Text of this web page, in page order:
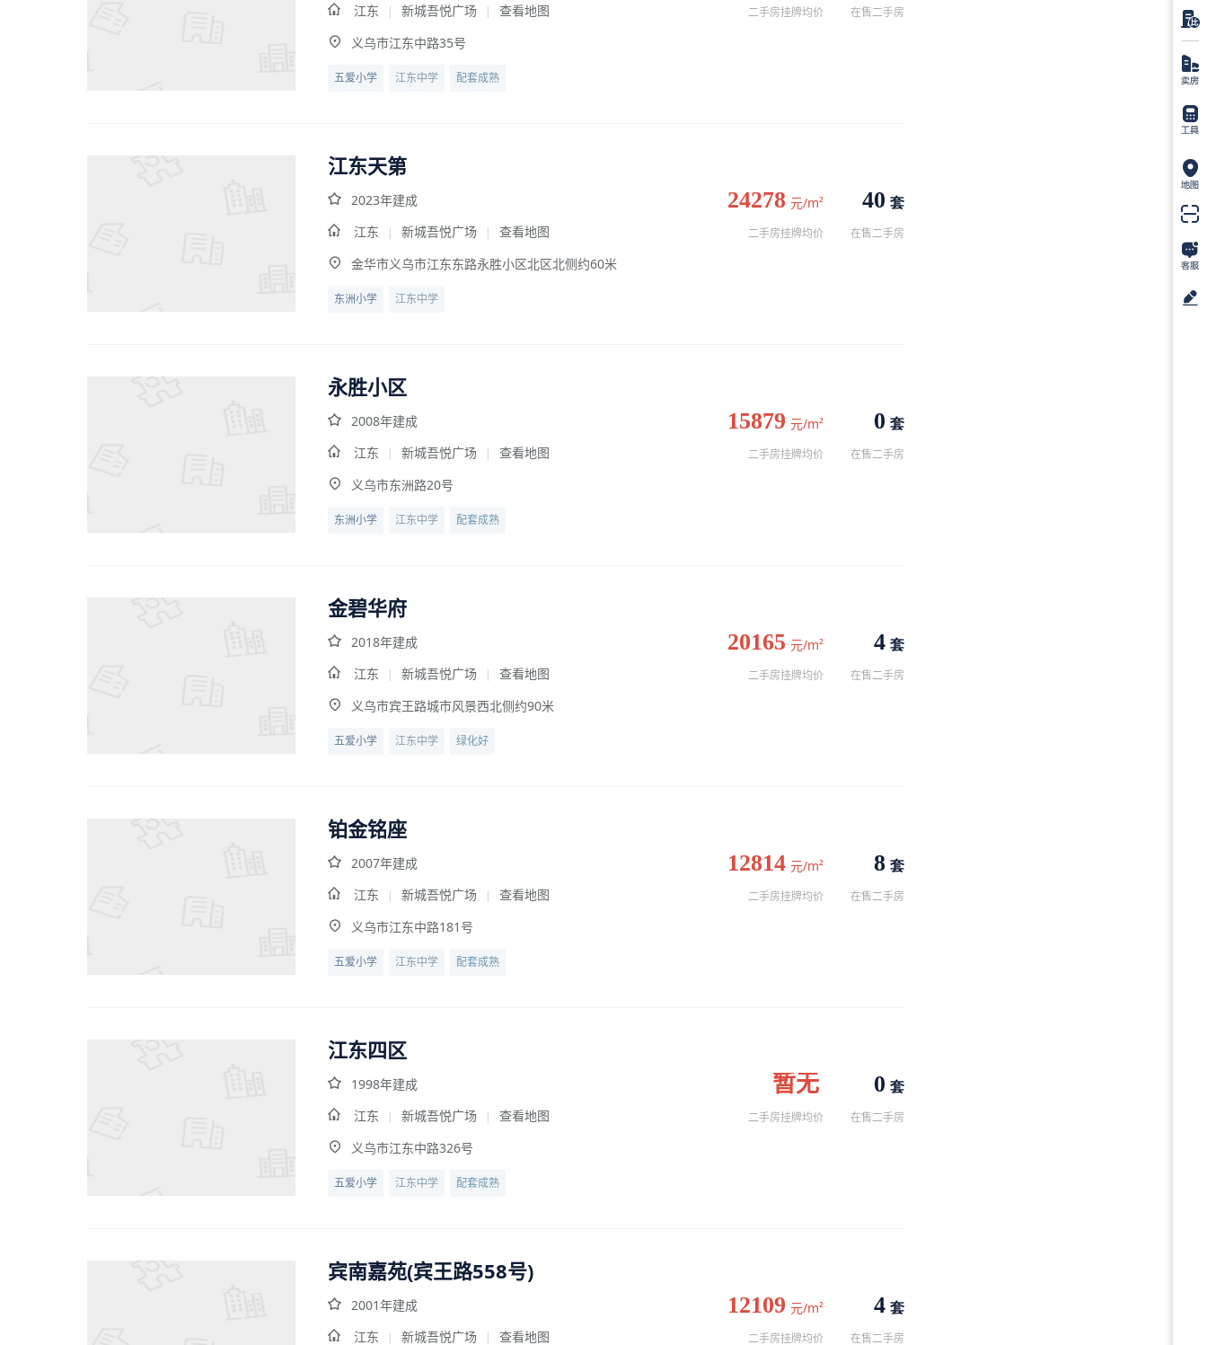
江东
| 新城吾悦广场 |
查看地图
义乌市江东中路35号
五爱小学 江东中学 配套成熟
二手房挂牌均价 在售二手房
江东天第
2023年建成
江东
| 新城吾悦广场 |
查看地图
金华市义乌市江东东路永胜小区北区北侧约60米
东洲小学 江东中学
24278 元/m²
二手房挂牌均价
40 套
在售二手房
永胜小区
2008年建成
江东
| 新城吾悦广场 |
查看地图
义乌市东洲路20号
东洲小学 江东中学 配套成熟
15879 元/m²
二手房挂牌均价
0 套
在售二手房
金碧华府
2018年建成
江东
| 新城吾悦广场 |
查看地图
义乌市宾王路城市风景西北侧约90米
五爱小学 江东中学 绿化好
20165 元/m²
二手房挂牌均价
4 套
在售二手房
铂金铭座
2007年建成
江东
| 新城吾悦广场 |
查看地图
义乌市江东中路181号
五爱小学 江东中学 配套成熟
12814 元/m²
二手房挂牌均价
8 套
在售二手房
江东四区
1998年建成
江东
| 新城吾悦广场 |
查看地图
义乌市江东中路326号
五爱小学 江东中学 配套成熟
暂无
二手房挂牌均价
0 套
在售二手房
宾南嘉苑(宾王路558号)
2001年建成
江东
| 新城吾悦广场 | 查看地图
12109 元/m²
二手房挂牌均价
4 套
在售二手房